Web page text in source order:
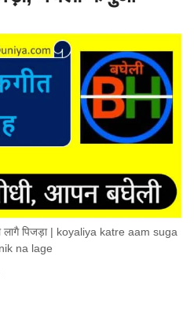
लागै पिजड़ा | koyaliya katre aam suga
na lage